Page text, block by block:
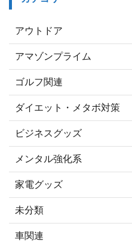
アウトドア
アマゾンプライム
ゴルフ関連
ダイエット・メタボ対策
ビジネスグッズ
メンタル強化系
家電グッズ
未分類
車関連